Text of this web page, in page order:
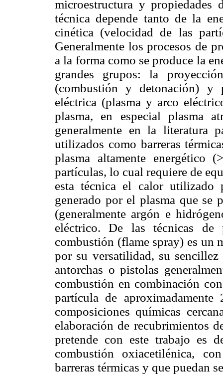
microestructura y propiedades
técnica depende tanto de la
cinética (velocidad de las
Generalmente los procesos de
a la forma como se produce la
grandes grupos: la
(combustión y detonación) y
eléctrica (plasma y arco
plasma, en especial plasma
generalmente en la literatura
utilizados como barreras
plasma altamente
partículas, lo cual requiere de
esta técnica el calor utilizado
generado por el plasma que se
(generalmente argón e
eléctrico. De las técnicas de
combustión (flame spray) es un
por su versatilidad, su
antorchas o pistolas
combustión en combinación
partícula de
composiciones químicas
elaboración de recubrimientos
pretende con este trabajo es
combustión oxiacetilénica,
barreras térmicas y que puedan